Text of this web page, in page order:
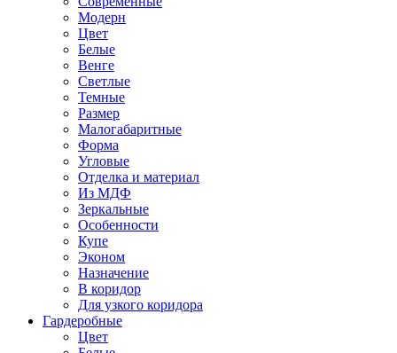
Модерн
Цвет
Белые
Венге
Светлые
Темные
Размер
Малогабаритные
Форма
Угловые
Отделка и материал
Из МДФ
Зеркальные
Особенности
Купе
Эконом
Назначение
В коридор
Для узкого коридора
Гардеробные
Цвет